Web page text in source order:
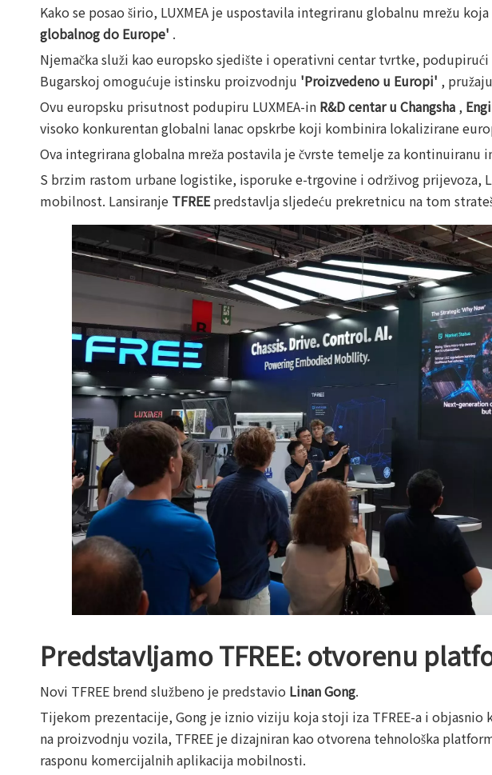
Kako se posao širio, LUXMEA je uspostavila integriranu globalnu mrežu
globalnog do Europe' .
Njemačka služi kao europsko sjedište i operativni centar tvrtke,
Bugarskoj omogućuje istinsku proizvodnju 'Proizvedeno u Europi' ,
Ovu europsku prisutnost podupiru LUXMEA-in R&D centar u Changsha ,
visoko konkurentan globalni lanac opskrbe koji kombinira lokalizirane
Ova integrirana globalna mreža postavila je čvrste temelje za kontinuiranu
S brzim rastom urbane logistike, isporuke e-trgovine i održivog prijevoza,
mobilnost. Lansiranje TFREEpredstavlja sljedeću prekretnicu na tom
Predstavljamo TFREE: otvorenu
Novi TFREE brend službeno je predstavio Linan Gong.
Tijekom prezentacije, Gong je iznio viziju koja stoji iza TFREE-a i
na proizvodnju vozila, TFREE je dizajniran kao otvorena tehnološka
rasponu komercijalnih aplikacija mobilnosti.